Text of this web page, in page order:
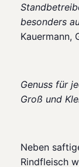
besonders
Kauermann,
Genuss für
Groß und
Neben
Rindfleisch